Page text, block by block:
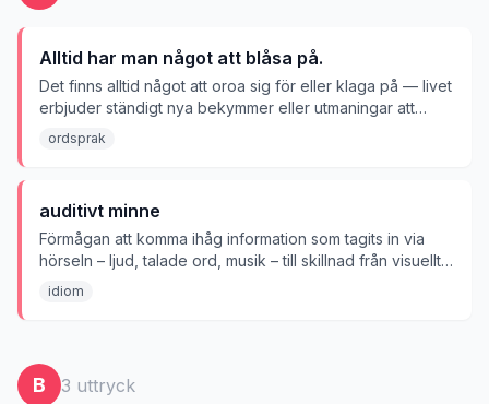
Alltid har man något att blåsa på.
Det finns alltid något att oroa sig för eller klaga på — livet
erbjuder ständigt nya bekymmer eller utmaningar att
hantera.
ordsprak
auditivt minne
Förmågan att komma ihåg information som tagits in via
hörseln – ljud, talade ord, musik – till skillnad från visuellt
minne (det man sett eller läst).
idiom
B 3 uttryck